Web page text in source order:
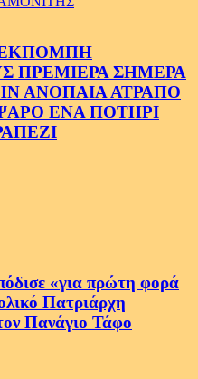
ΠΡΕΜΙΕΡΑ ΣΗΜΕΡΑ
ΑΝΟΠΑΙΑ ΑΤΡΑΠΟ
ΕΝΑ ΠΟΤΗΡΙ
«για πρώτη φορά
Πατριάρχη
Πανάγιο Τάφο